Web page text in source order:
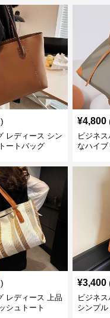
レディース シン
ートバッグ
¥4,800
ビジネ
なハイ
レディース 上品
シュトート
¥3,400
ビジネ
シンプ